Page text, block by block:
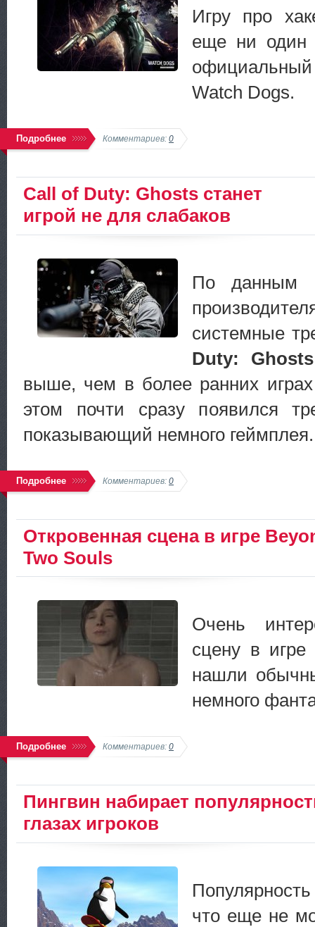
Игру про
еще ни один
официальный
Watch Dogs.
Подробнее Комментариев: 0
Call of Duty: Ghosts станет
игрой не для слабаков
По данным
системные
Duty: Ghosts
выше, чем в более ранних
этом почти сразу появился
показывающий немного геймплея.
Подробнее Комментариев: 0
Откровенная сцена в игре
Two Souls
Очень
сцену в игре
нашли
немного
Подробнее Комментариев: 0
Пингвин набирает
глазах игроков
что еще не